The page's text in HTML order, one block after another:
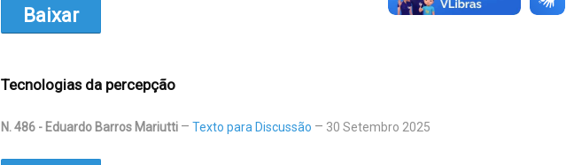
Baixar
Tecnologias da percepção
N. 486 - Eduardo Barros Mariutti Texto para Discussão 30 Setembro 2025